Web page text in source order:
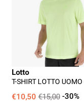
Uomo
Giallo
Lotto
T-SHIRT LOTTO
€10,50 €15,00 -30%